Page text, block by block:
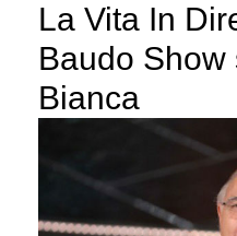
La Vita In
Baudo
Bianca